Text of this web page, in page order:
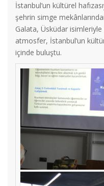
İstanbul’un kültürel
şehrin simge
Galata, Üsküdar isimleriyle
atmosfer, İstanbul’un
içinde buluştu.